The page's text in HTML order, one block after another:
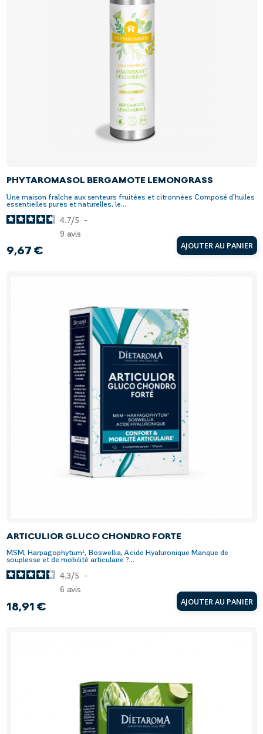
PHYTAROMASOL BERGAMOTE LEMONGRASS
Une maison fraîche aux senteurs fruitées et citronnées Composé d’huiles
essentielles pures et naturelles, le...
Prix
9,67 € AJOUTER AU PANIER
4.7/5 -
9 avis
ARTICULIOR GLUCO CHONDRO FORTE
MSM, Harpagophytum¹, Boswellia, Acide Hyaluronique Manque de
souplesse et de mobilité articulaire ?...
Prix
18,91 € AJOUTER AU PANIER
4.3/5 -
6 avis